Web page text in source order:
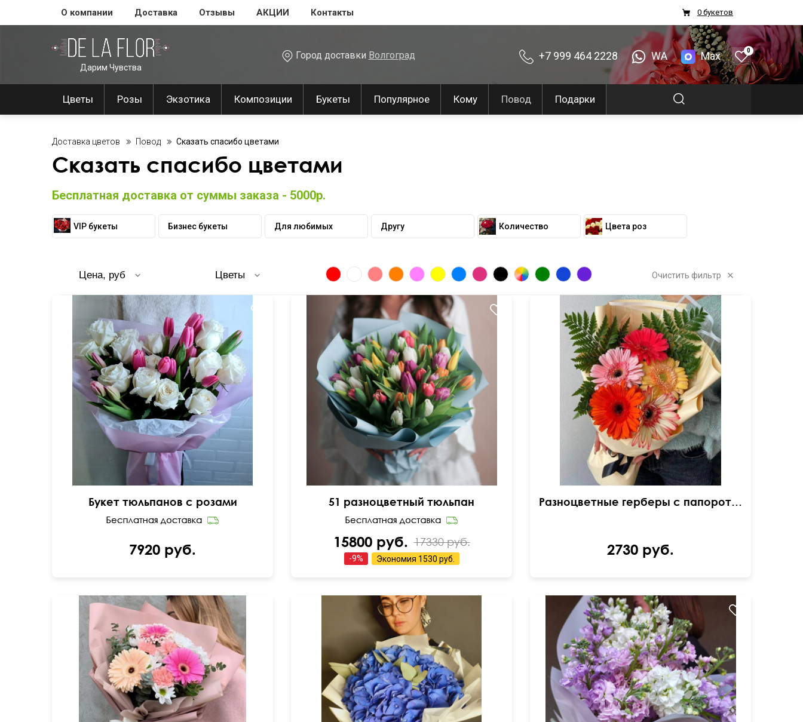
О компании Доставка Отзывы АКЦИИ Контакты 0 букетов
Дарим Чувства
Город доставки Волгоград +7 999 464 2228 WA Max 0
Цветы Розы Экзотика Композиции Букеты Популярное Кому Повод Подарки
Доставка цветов Повод Сказать спасибо цветами
Сказать спасибо цветами
Бесплатная доставка от суммы заказа - 5000р.
VIP букеты Бизнес букеты Для любимых Другу Количество Цвета роз
Цена, руб Цветы Очистить фильтр
50 см 40 см
Букет тюльпанов с розами
7920 руб.
45 см 45 см
51 разноцветный тюльпан
15800 руб. 17330 руб.
-9% Экономия 1530 руб.
50 см 25 см
Разноцветные герберы с папоротником
2730 руб.
Гербера, кустовая хризантема, фисташка,
эвкалипт парвифолия
Ароматные цветы с тонким стеблем